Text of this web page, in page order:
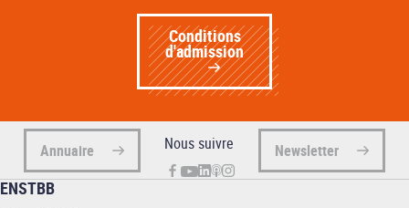
Conditions
d'admission
Annuaire Nous suivre Newsletter
ENSTBB